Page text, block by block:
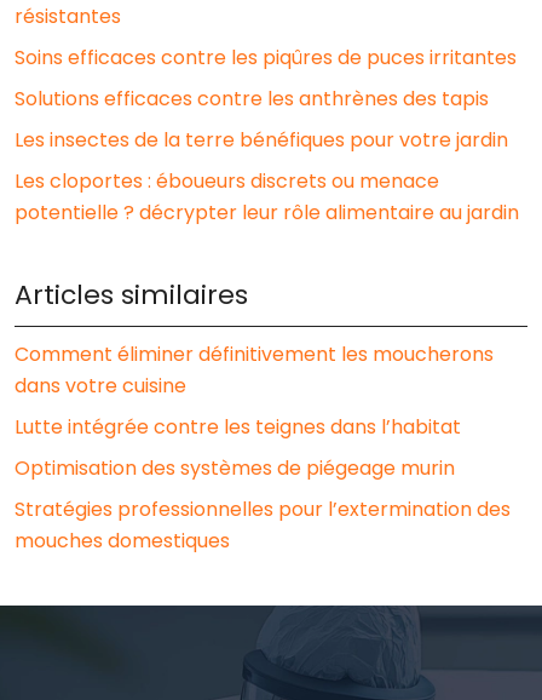
résistantes
Soins efficaces contre les piqûres de puces irritantes
Solutions efficaces contre les anthrènes des tapis
Les insectes de la terre bénéfiques pour votre jardin
Les cloportes : éboueurs discrets ou menace
potentielle ? décrypter leur rôle alimentaire au jardin
Articles similaires
Comment éliminer définitivement les moucherons
dans votre cuisine
Lutte intégrée contre les teignes dans l’habitat
Optimisation des systèmes de piégeage murin
Stratégies professionnelles pour l’extermination des
mouches domestiques